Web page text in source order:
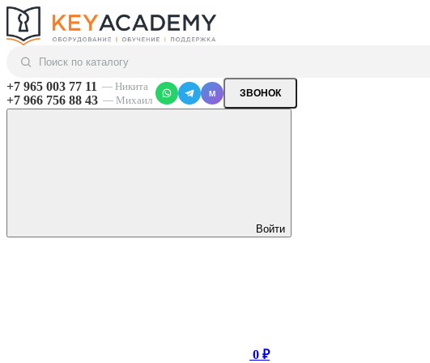
+7 965 003 77 11 — Никита
+7 966 756 88 43 — Михаил
M ЗВОНОК
Войти
0 ₽